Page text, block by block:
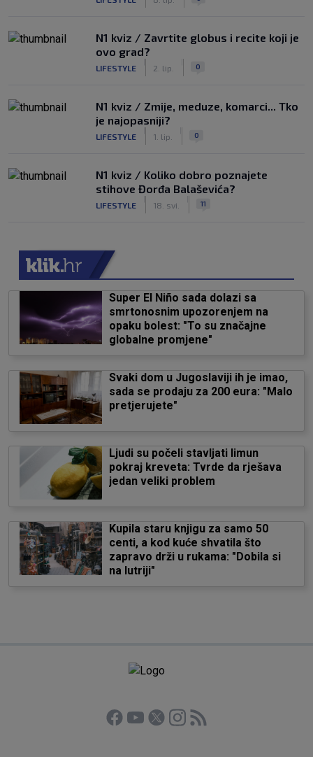
N1 kviz / Zavrtite globus i recite koji je
ovo grad?
LIFESTYLE 2. lip. 0
N1 kviz / Zmije, meduze, komarci... Tko
je najopasniji?
LIFESTYLE 1. lip. 0
N1 kviz / Koliko dobro poznajete
stihove Đorđa Balaševića?
LIFESTYLE 18. svi. 11
Super El Niño sada dolazi sa
smrtonosnim upozorenjem na
opaku bolest: "To su značajne
globalne promjene"
Svaki dom u Jugoslaviji ih je imao,
sada se prodaju za 200 eura: "Malo
pretjerujete"
Ljudi su počeli stavljati limun
pokraj kreveta: Tvrde da rješava
jedan veliki problem
Kupila staru knjigu za samo 50
centi, a kod kuće shvatila što
zapravo drži u rukama: "Dobila si
na lutriji"